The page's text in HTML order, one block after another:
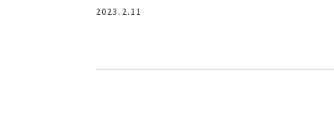
2023.2.11